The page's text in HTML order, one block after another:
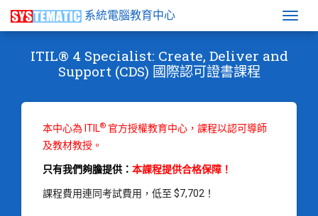
系統電腦教育中心
ITIL® 4 Specialist: Create, Deliver and
Support (CDS) 國際認可證書課程
本中心為 ITIL® 官方授權教育中心，課程以認可導師
及教材教授。
只有我們夠膽提供： 本課程提供合格保障！
課程費用連同考試費用，低至 $7,702！